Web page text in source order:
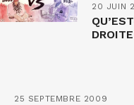
20 JUIN
25 SEPTEMBRE 2009